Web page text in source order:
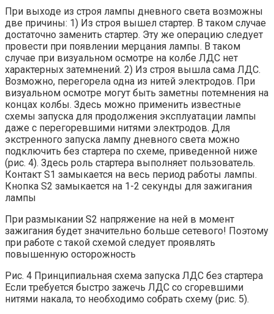
При выходе из строя лампы дневного света возможны
две причины: 1) Из строя вышел стартер. В таком случае
достаточно заменить стартер. Эту же операцию следует
провести при появлении мерцания лампы. В таком
случае при визуальном осмотре на колбе ЛДС нет
характерных затемнений. 2) Из строя вышла сама ЛДС.
Возможно, перегорела одна из нитей электродов. При
визуальном осмотре могут быть заметны потемнения на
концах колбы. Здесь можно применить известные
схемы запуска для продолжения эксплуатации лампы
даже с перегоревшими нитями электродов. Для
экстренного запуска лампу дневного света можно
подключить без стартера по схеме, приведенной ниже
(рис. 4). Здесь роль стартера выполняет пользователь.
Контакт S1 замыкается на весь период работы лампы.
Кнопка S2 замыкается на 1-2 секунды для зажигания
лампы
При размыкании S2 напряжение на ней в момент
зажигания будет значительно больше сетевого! Поэтому
при работе с такой схемой следует проявлять
повышенную осторожность
Рис. 4 Принципиальная схема запуска ЛДС без стартера
Если требуется быстро зажечь ЛДС со сгоревшими
нитями накала, то необходимо собрать схему (рис. 5).